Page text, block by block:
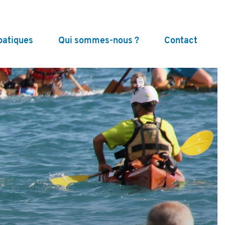
Qui sommes-nous ? Contact